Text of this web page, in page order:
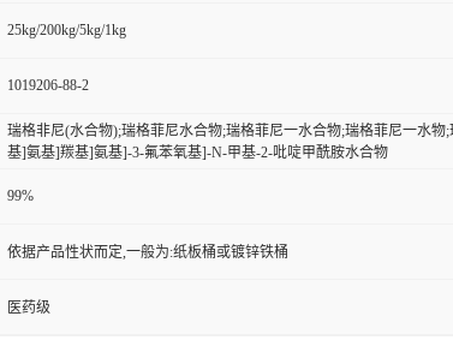
25kg/200kg/5kg/1kg
1019206-88-2
瑞格非尼(水合物);瑞格菲尼水合物;瑞格菲尼一水合物;瑞格菲尼一水
基]氨基]羰基]氨基]-3-氟苯氧基]-N-甲基-2-吡啶甲酰胺水合物
99%
依据产品性状而定,一般为:纸板桶或镀锌铁桶
医药级